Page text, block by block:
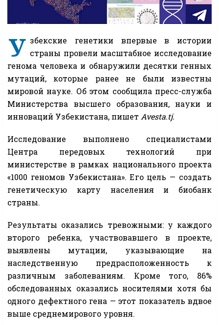
У збекские генетики впервые в истории
страны провели масштабное исследование
генома человека и обнаружили десятки генных
мутаций, которые ранее не были известны
мировой науке. Об этом сообщила пресс-служба
Министерства высшего образования, науки и
инноваций Узбекистана, пишет Avesta.tj.
Исследование выполнено специалистами
Центра передовых технологий при
министерстве в рамках национального проекта
«1000 геномов Узбекистана». Его цель — создать
генетическую карту населения и биобанк
страны.
Результаты оказались тревожными: у каждого
второго ребенка, участвовавшего в проекте,
выявлены мутации, указывающие на
наследственную предрасположенность к
различным заболеваниям. Кроме того, 86%
обследованных оказались носителями хотя бы
одного дефектного гена — этот показатель вдвое
выше среднемирового уровня.